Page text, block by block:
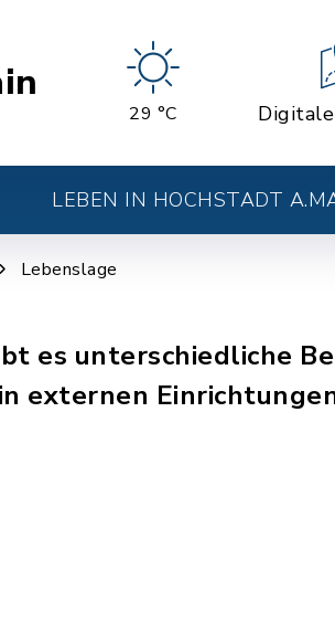
29 °C
LEBEN IN HOCHSTADT
Lebenslage
es unterschiedliche
externen